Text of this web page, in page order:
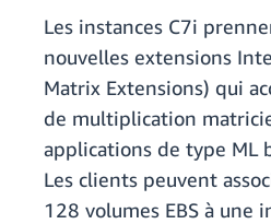
Les instances C7i
nouvelles extensions
Matrix Extensions) qui
de multiplication
applications de type ML
Les clients peuvent
128 volumes EBS à une